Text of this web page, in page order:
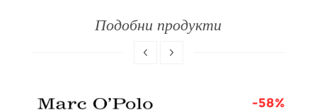
Подобни продукти
-58%